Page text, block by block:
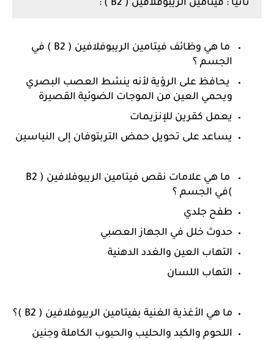
ثانيا : فيتامين الريبوفلافين ( B2 ) :
الجسم ؟
ويحمي العين من الموجات الضوئية القصيرة
يعمل كقرين للإنزيمات
يساعد على تحويل حمض التربتوفان إلى النياسين
)في الجسم ؟
طفح جلدي
حدوث خلل في الجهاز العصبي
التهاب العين والغدد الدهنية
التهاب اللسان
ما هي الأغذية الغنية بفيتامين الريبوفلافين ( B2 )؟